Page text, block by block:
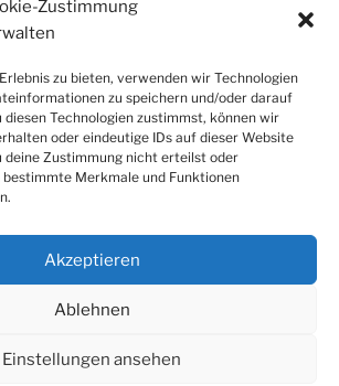
Zustimmung
zu bieten, verwenden wir Technologien
zu speichern und/oder darauf
diesen Technologien zustimmst, können wir
oder eindeutige IDs auf dieser Website
deine Zustimmung nicht erteilst oder
Merkmale und Funktionen
Akzeptieren
Ablehnen
Einstellungen ansehen
ALLE RECHTE VORBEHALT
wurden sorgfältig
jedoch wird jegliche Haftung für
ausgeschlossen. Die
allgemeinen Information und stellen
Fachberatung.